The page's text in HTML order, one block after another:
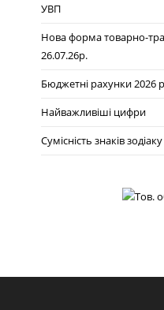
УВП
Нова форма товарно-
26.07.26р.
Бюджетні рахунки 2026
Найважливіші цифри
Сумісність знаків